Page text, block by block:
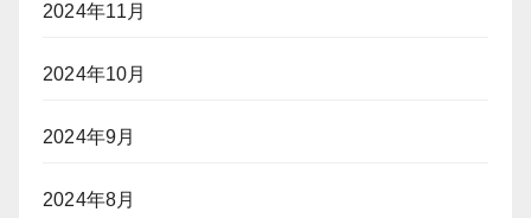
2024年11月
2024年10月
2024年9月
2024年8月